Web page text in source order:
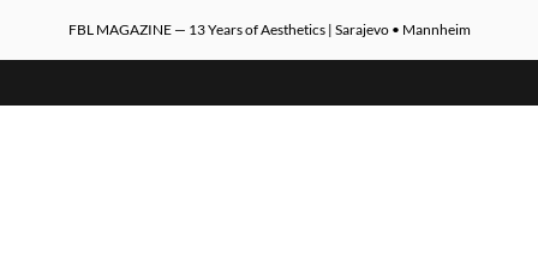
FBL MAGAZINE — 13 Years of Aesthetics | Sarajevo • Mannheim